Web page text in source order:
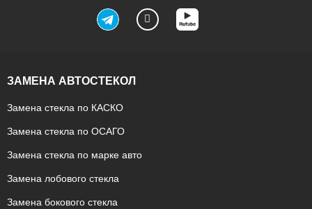
ЗАМЕНА АВТОСТЕКОЛ
Замена стекла по КАСКО
Замена стекла по ОСАГО
Замена стекла по марке авто
Замена лобового стекла
Замена бокового стекла